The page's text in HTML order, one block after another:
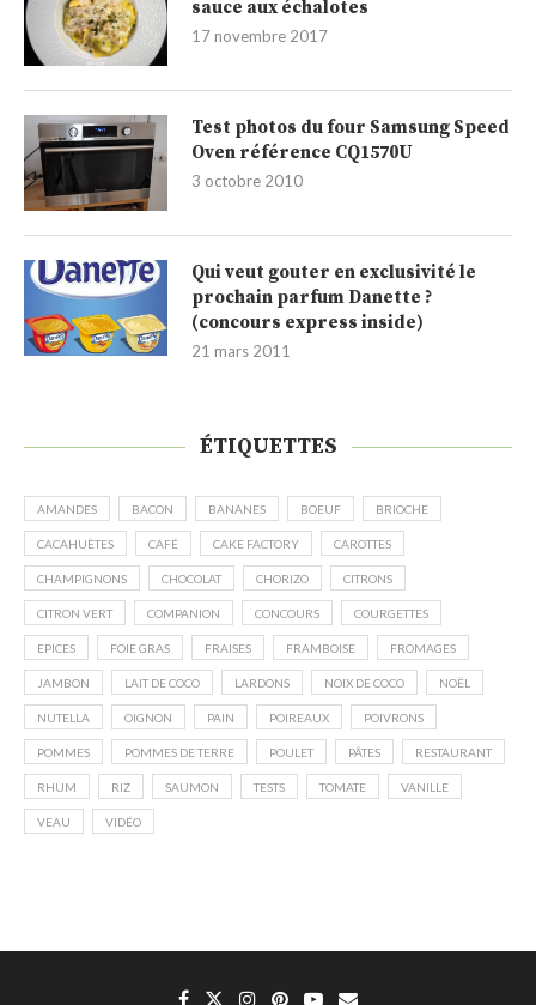
sauce aux échalotes
17 novembre 2017
Test photos du four Samsung Speed
Oven référence CQ1570U
3 octobre 2010
Qui veut gouter en exclusivité le
prochain parfum Danette ?
(concours express inside)
21 mars 2011
ÉTIQUETTES
AMANDES BACON BANANES BOEUF BRIOCHE
CACAHUÈTES CAFÉ CAKE FACTORY CAROTTES
CHAMPIGNONS CHOCOLAT CHORIZO CITRONS
CITRON VERT COMPANION CONCOURS COURGETTES
EPICES FOIE GRAS FRAISES FRAMBOISE FROMAGES
JAMBON LAIT DE COCO LARDONS NOIX DE COCO NOËL
NUTELLA OIGNON PAIN POIREAUX POIVRONS
POMMES POMMES DE TERRE POULET PÂTES RESTAURANT
RHUM RIZ SAUMON TESTS TOMATE VANILLE
VEAU VIDÉO